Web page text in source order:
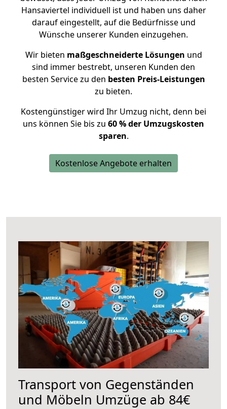
Hansaviertel individuell ist und haben uns daher
darauf eingestellt, auf die Bedürfnisse und
Wünsche unserer Kunden einzugehen.
Wir bieten maßgeschneiderte Lösungen und
sind immer bestrebt, unseren Kunden den
besten Service zu den besten Preis-Leistungen
zu bieten.
Kostengünstiger wird Ihr Umzug nicht, denn bei
uns können Sie bis zu 60 % der Umzugskosten
sparen.
Kostenlose Angebote erhalten
Transport von Gegenständen
und Möbeln Umzüge ab 84€